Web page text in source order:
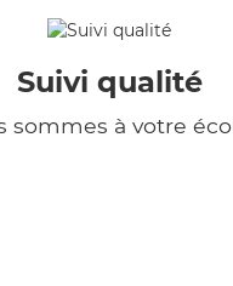
Suivi qualité
sommes à votre